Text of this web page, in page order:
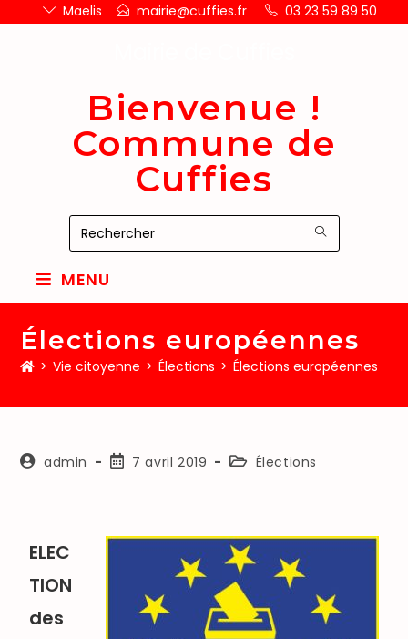
Maelis mairie@cuffies.fr 03 23 59 89 50
Bienvenue !
Commune de
Cuffies
MENU
Élections européennes
> Vie citoyenne > Élections > Élections européennes
admin 7 avril 2019 Élections
ELEC
TION
des